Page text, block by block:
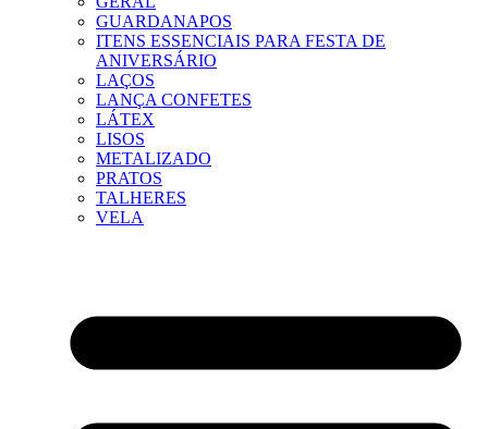
GUARDANAPOS
ITENS ESSENCIAIS PARA FESTA DE
ANIVERSÁRIO
LAÇOS
LANÇA CONFETES
LÁTEX
LISOS
METALIZADO
PRATOS
TALHERES
VELA